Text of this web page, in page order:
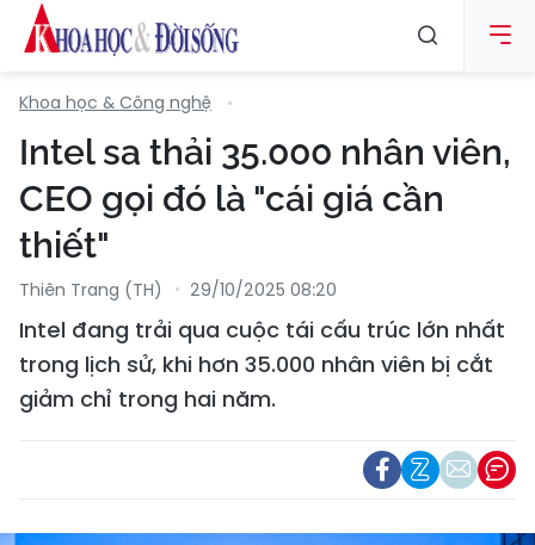
Khoa học & Công nghệ
Intel sa thải 35.000 nhân viên,
CEO gọi đó là "cái giá cần
thiết"
Thiên Trang (TH) 29/10/2025 08:20
Intel đang trải qua cuộc tái cấu trúc lớn nhất
trong lịch sử, khi hơn 35.000 nhân viên bị cắt
giảm chỉ trong hai năm.